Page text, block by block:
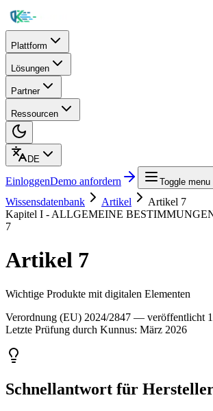
Plattform
Lösungen
Partner
Ressourcen
DE
EinloggenDemo anfordern Toggle menu
Wissensdatenbank Artikel
Artikel 7
Kapitel I - ALLGEMEINE
7
Artikel 7
Wichtige Produkte mit digitalen Elementen
Verordnung (EU) 2024/2847 — veröffentlicht
Letzte Prüfung durch Kunnus: März 2026
Schnellantwort für